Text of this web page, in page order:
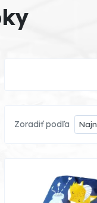
Zoradiť podľa